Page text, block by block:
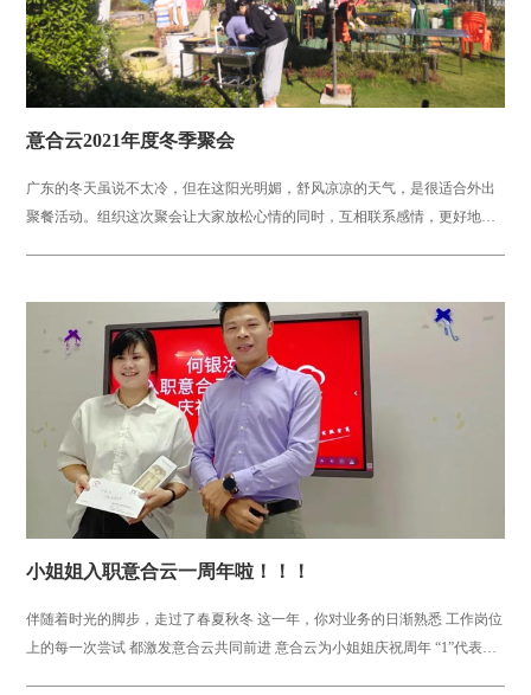
意合云2021年度冬季聚会
广东的冬天虽说不太冷，但在这阳光明媚，舒风凉凉的天气，是很适合外出
聚餐活动。组织这次聚会让大家放松心情的同时，互相联系感情，更好地为
小姐姐入职意合云一周年啦！！！
伴随着时光的脚步，走过了春夏秋冬 这一年，你对业务的日渐熟悉 工作岗位
上的每一次尝试 都激发意合云共同前进 意合云为小姐姐庆祝周年 “1”代表起